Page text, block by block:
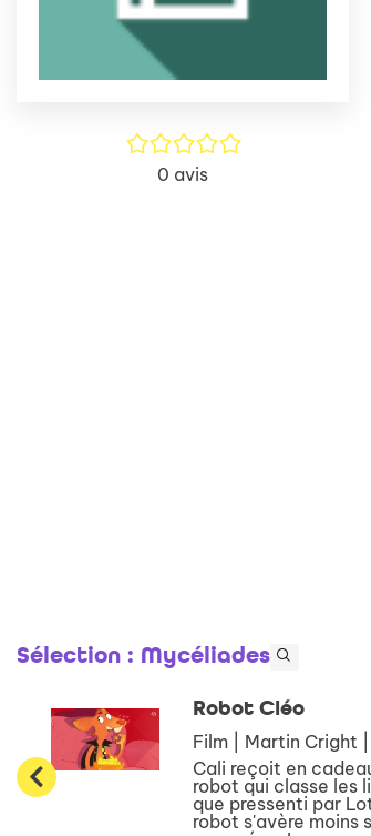
/5
0 avis
Sélection : Mycéliades
Robot Cléo
Film | Martin Cright |
Cali reçoit en
robot qui classe les
que pressenti par
robot s'avère moins